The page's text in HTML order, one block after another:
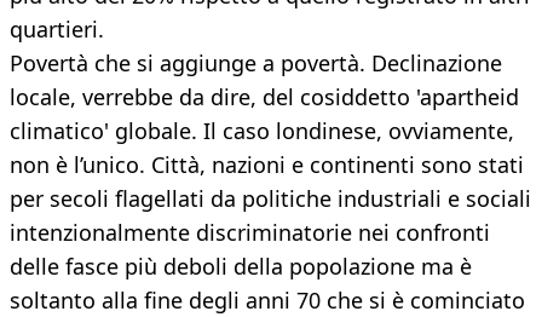
quartieri.
Povertà che si aggiunge a povertà. Declinazione
locale, verrebbe da dire, del cosiddetto 'apartheid
climatico' globale. Il caso londinese, ovviamente,
non è l’unico. Città, nazioni e continenti sono stati
per secoli flagellati da politiche industriali e sociali
intenzionalmente discriminatorie nei confronti
delle fasce più deboli della popolazione ma è
soltanto alla fine degli anni 70 che si è cominciato